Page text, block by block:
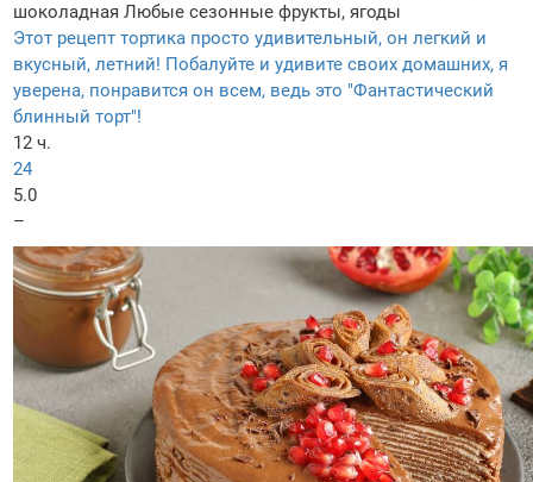
шоколадная Любые сезонные фрукты, ягоды
Этот рецепт тортика просто удивительный, он легкий и
вкусный, летний! Побалуйте и удивите своих домашних, я
уверена, понравится он всем, ведь это "Фантастический
блинный торт"!
12 ч.
24
5.0
–